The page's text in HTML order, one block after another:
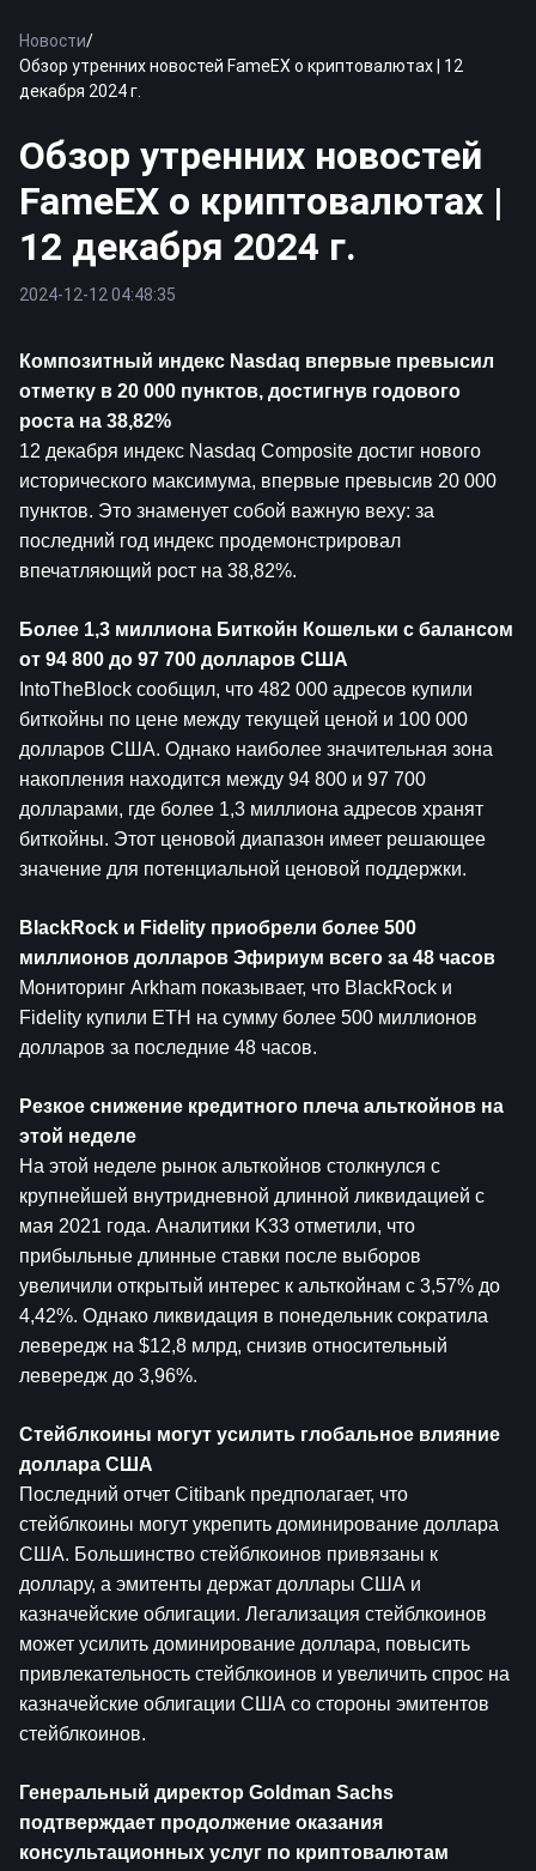
Новости/
Обзор утренних новостей FameEX о криптовалютах | 12
декабря 2024 г.
Обзор утренних новостей
FameEX о криптовалютах |
12 декабря 2024 г.
2024-12-12 04:48:35
Композитный индекс Nasdaq впервые превысил
отметку в 20 000 пунктов, достигнув годового
роста на 38,82%
12 декабря индекс Nasdaq Composite достиг нового
исторического максимума, впервые превысив 20 000
пунктов. Это знаменует собой важную веху: за
последний год индекс продемонстрировал
впечатляющий рост на 38,82%.
Более 1,3 миллиона Биткойн Кошельки с балансом
от 94 800 до 97 700 долларов США
IntoTheBlock сообщил, что 482 000 адресов купили
биткойны по цене между текущей ценой и 100 000
долларов США. Однако наиболее значительная зона
накопления находится между 94 800 и 97 700
долларами, где более 1,3 миллиона адресов хранят
биткойны. Этот ценовой диапазон имеет решающее
значение для потенциальной ценовой поддержки.
BlackRock и Fidelity приобрели более 500
миллионов долларов Эфириум всего за 48 часов
Мониторинг Arkham показывает, что BlackRock и
Fidelity купили ETH на сумму более 500 миллионов
долларов за последние 48 часов.
Резкое снижение кредитного плеча альткойнов на
этой неделе
На этой неделе рынок альткойнов столкнулся с
крупнейшей внутридневной длинной ликвидацией с
мая 2021 года. Аналитики K33 отметили, что
прибыльные длинные ставки после выборов
увеличили открытый интерес к альткойнам с 3,57% до
4,42%. Однако ликвидация в понедельник сократила
левередж на $12,8 млрд, снизив относительный
левередж до 3,96%.
Стейблкоины могут усилить глобальное влияние
доллара США
Последний отчет Citibank предполагает, что
стейблкоины могут укрепить доминирование доллара
США. Большинство стейблкоинов привязаны к
доллару, а эмитенты держат доллары США и
казначейские облигации. Легализация стейблкоинов
может усилить доминирование доллара, повысить
привлекательность стейблкоинов и увеличить спрос на
казначейские облигации США со стороны эмитентов
стейблкоинов.
Генеральный директор Goldman Sachs
подтверждает продолжение оказания
консультационных услуг по криптовалютам